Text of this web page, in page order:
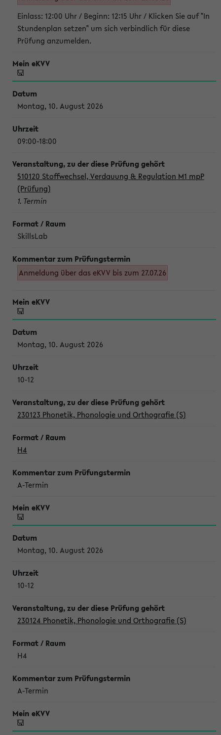
Einlass: 12:00 Uhr / Beginn: 12:15 Uhr / Klicken Sie auf "In
Stundenplan setzen" um sich verbindlich für diese
Prüfung anzumelden.
Montag, 10. August 2026
09:00-18:00
510120 Stoffwechsel, Verdauung & Regulation M1 mpP
(Prüfung)
1. Termin
SkillsLab
Anmeldung über das eKVV bis zum 27.07.26
Montag, 10. August 2026
10-12
230123 Phonetik, Phonologie und Orthografie (S)
H4
A-Termin
Montag, 10. August 2026
10-12
230124 Phonetik, Phonologie und Orthografie (S)
H4
A-Termin